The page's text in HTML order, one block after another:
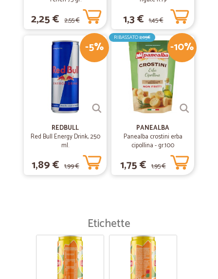
2,25 € 2,55 € 1,3 € 1,45 €
-5%
REDBULL
Red Bull Energy Drink, 250
ml.
1,89 € 1,99 €
-10%
RIBASSATO2,05€
PANEALBA
Panealba crostini erba
cipollina - gr.100
1,75 € 1,95 €
Etichette